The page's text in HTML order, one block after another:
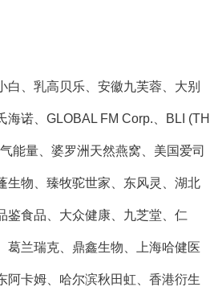
白、乳高贝乐、安徽九芙蓉、大别
诺、 GLOBAL FM Corp. BLI (TH
气能量、婆罗洲天然燕窝、美国爱司
生物、臻牧驼世家、东风灵、湖北
鉴食品、大众健康、九芝堂、仁
葛兰瑞克、鼎鑫生物、上海哈健医
阿卡姆、哈尔滨秋田虹、香港衍生